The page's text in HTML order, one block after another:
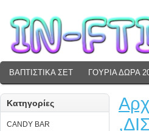
ΒΑΠΤΙΣΤΙΚΑ ΣΕΤ ΓΟΥΡΙΑ ΔΩΡΑ
Κατηγορίες
CANDY BAR